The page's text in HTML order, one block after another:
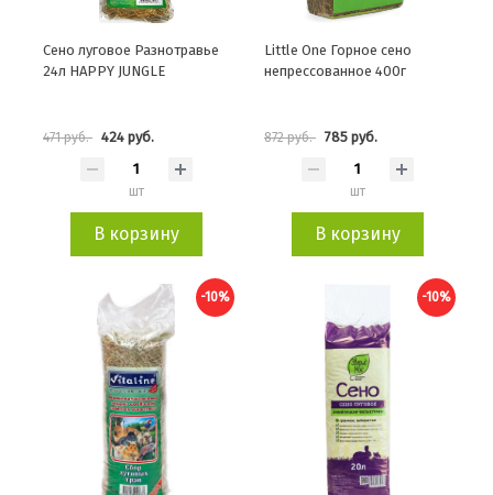
Сено луговое Разнотравье
24л HAPPY JUNGLE
471 руб. 424 руб.
шт
В корзину
Little One Горное сено
непрессованное 400г
872 руб. 785 руб.
шт
В корзину
-10% -10%